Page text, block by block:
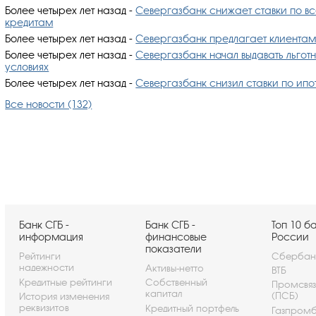
Более четырех лет назад- Севергазбанк снижает ставки по
кредитам
Более четырех лет назад- Севергазбанк предлагает
Более четырех лет назад- Севергазбанк начал выдавать
условиях
Более четырех лет назад- Севергазбанк снизил ставки по
Все новости (132)
Банк СГБ -
информация
Рейтинги
надежности
Кредитные рейтинги
История изменения
реквизитов
Банк СГБ -
финансовые
показатели
Активы-нетто
Собственный
капитал
Кредитный портфель
Топ 10
России
ВТБ
(ПСБ)